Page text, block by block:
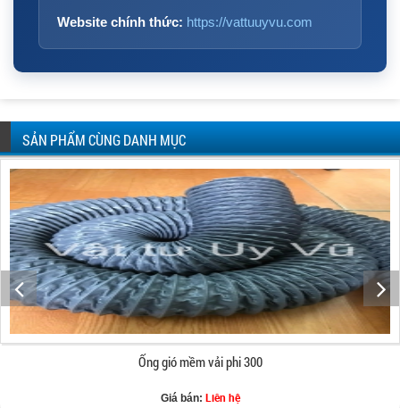
Website chính thức: https://vattuuyvu.com
SẢN PHẨM CÙNG DANH MỤC
Ống gió mềm vải phi 250
Giá bán: Liên hệ